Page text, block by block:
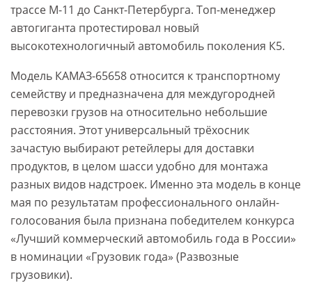
трассе М-11 до Санкт-Петербурга. Топ-менеджер
автогиганта протестировал новый
высокотехнологичный автомобиль поколения К5.
Модель КАМАЗ-65658 относится к транспортному
семейству и предназначена для междугородней
перевозки грузов на относительно небольшие
расстояния. Этот универсальный трёхосник
зачастую выбирают ретейлеры для доставки
продуктов, в целом шасси удобно для монтажа
разных видов надстроек. Именно эта модель в конце
мая по результатам профессионального онлайн-
голосования была признана победителем конкурса
«Лучший коммерческий автомобиль года в России»
в номинации «Грузовик года» (Развозные
грузовики).